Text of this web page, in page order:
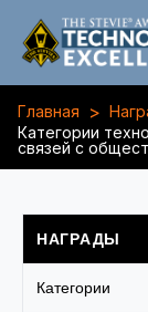
Главная >
Категории
связей с
НАГРАДЫ
Категории